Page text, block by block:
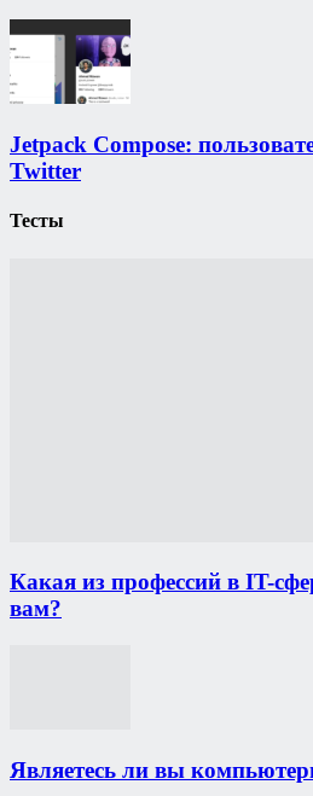
Jetpack Compose:
Twitter
Тесты
Какая из профессий в IT-
вам?
Являетесь ли вы